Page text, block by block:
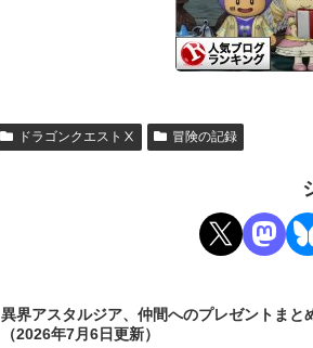
ドラゴンクエストⅩ 冒険の記録
異界アスタルジア、仲間へのプレゼントまと
（2026年7月6日更新）